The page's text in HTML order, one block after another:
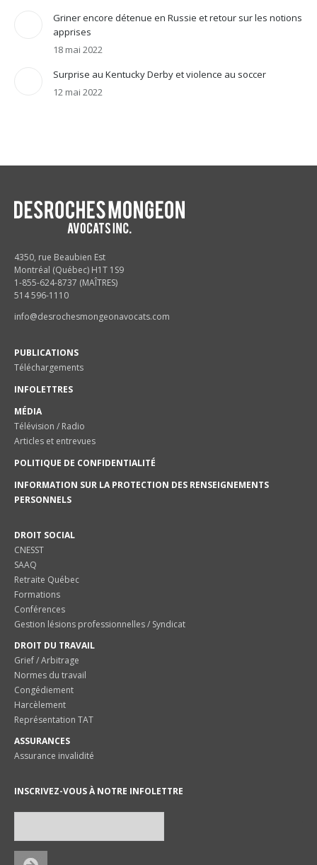
Griner encore détenue en Russie et retour sur les notions
apprises
18 mai 2022
Surprise au Kentucky Derby et violence au soccer
12 mai 2022
4350, rue Beaubien Est
Montréal (Québec) H1T 1S9
1-855-624-8737 (MAÎTRES)
514 596-1110
info@desrochesmongeonavocats.com
PUBLICATIONS
Téléchargements
INFOLETTRES
MÉDIA
Télévision / Radio
Articles et entrevues
POLITIQUE DE CONFIDENTIALITÉ
INFORMATION SUR LA PROTECTION DES RENSEIGNEMENTS
PERSONNELS
DROIT SOCIAL
CNESST
SAAQ
Retraite Québec
Formations
Conférences
Gestion lésions professionnelles / Syndicat
DROIT DU TRAVAIL
Grief / Arbitrage
Normes du travail
Congédiement
Harcèlement
Représentation TAT
ASSURANCES
Assurance invalidité
INSCRIVEZ-VOUS À NOTRE INFOLETTRE